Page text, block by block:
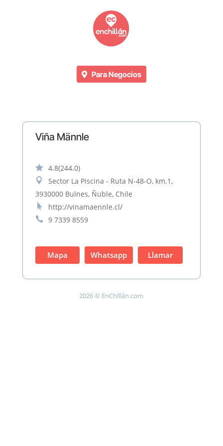
Para Negocios
Viña Männle
 4.8(244.0)

Sector La Piscina - Ruta N-48-O, km.1,
3930000 Bulnes, Ñuble, Chile
 http://vinamaennle.cl/
 9 7339 8559
Mapa Whatsapp Llamar
2026 © EnChillán.com